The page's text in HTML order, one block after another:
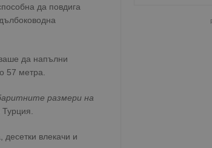
да повдига
да напълни
57 метра.
размери на
влекачи и